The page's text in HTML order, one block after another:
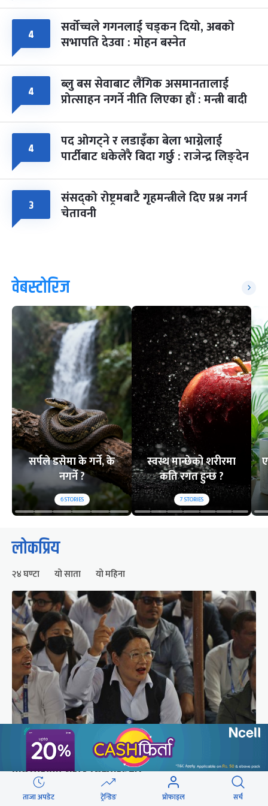
४ सर्वोच्चले गगनलाई चड्कन दियो, अबको
सभापति देउवा : मोहन बस्नेत
४ ब्लु बस सेवाबाट लैंगिक असमानतालाई
प्रोत्साहन नगर्ने नीति लिएका हौं : मन्त्री बादी
४ पद ओगट्ने र लडाइँका बेला भाग्नेलाई
पार्टीबाट धकेलेरै बिदा गर्छु : राजेन्द्र लिङ्देन
३ संसद्को रोष्ट्रमबाटै गृहमन्त्रीले दिए प्रश्न नगर्न
चेतावनी
वेबस्टोरिज
सर्पले डसेमा के गर्ने, के
नगर्ने ?
6STORIES
स्वस्थ मान्छेको शरीरमा
कति रगत हुन्छ ?
7STORIES
लोकप्रिय
२४ घण्टा यो साता यो महिना
सीटीईभीटीको कार्यालयमा करार र ज्यालादारी
कर्मचारीको घेराउ (तस्वीरहरू)
ताजा अपडेट ट्रेन्डिङ प्रोफाइल सर्च